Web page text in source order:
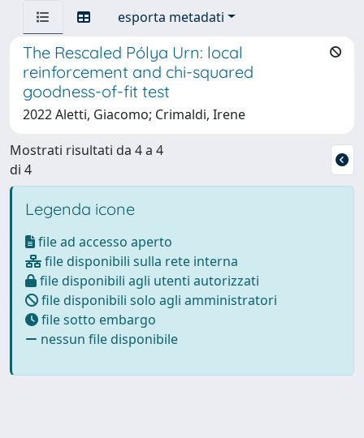
esporta metadati
The Rescaled Pólya Urn: local
reinforcement and chi-squared
goodness-of-fit test
2022 Aletti, Giacomo; Crimaldi, Irene
Mostrati risultati da 4 a 4
di 4
Legenda icone
file ad accesso aperto
file disponibili sulla rete interna
file disponibili agli utenti autorizzati
file disponibili solo agli amministratori
file sotto embargo
nessun file disponibile